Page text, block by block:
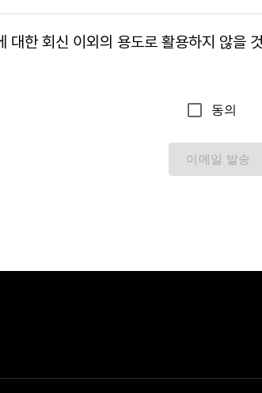
대한 회신 이외의 용도로 활용하지 않을
동의
이메일 발송